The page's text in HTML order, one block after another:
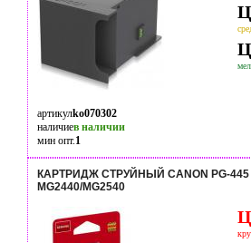
артикулko070302
наличиев наличии
мин опт.1
КАРТРИДЖ СТРУЙНЫЙ CANON PG-445
MG2440/MG2540